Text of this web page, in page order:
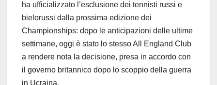
ha ufficializzato l’esclusione dei tennisti russi e
bielorussi dalla prossima edizione dei
Championships: dopo le anticipazioni delle ultime
settimane, oggi è stato lo stesso All England Club
a rendere nota la decisione, presa in accordo con
il governo britannico dopo lo scoppio della guerra
in Ucraina.